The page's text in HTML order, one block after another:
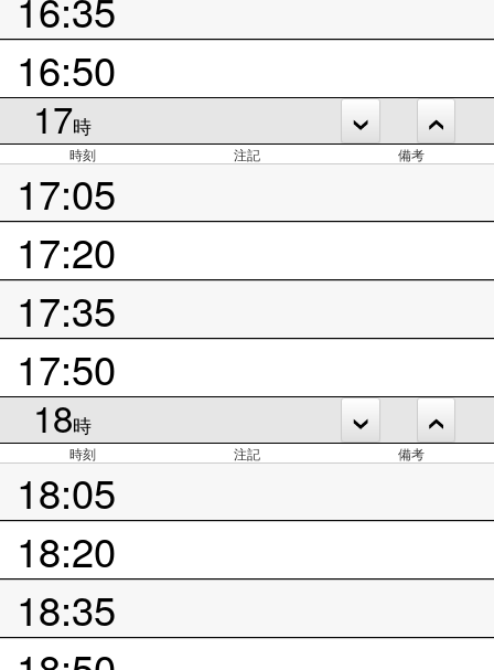
16:50
17時
時刻 注記 備考
17:05
17:20
17:35
17:50
18時
時刻 注記 備考
18:05
18:20
18:35